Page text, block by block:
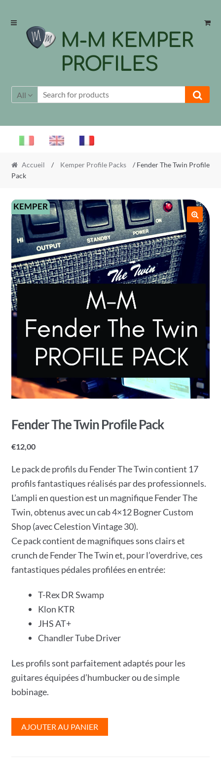
Skip
navigation
Skip
content
M-M KEMPER
PROFILES
All
Accueil / Kemper Profile Packs
/ Fender The Twin Profile
Pack
KEMPER
🔍
Fender The Twin Profile Pack
€12,00
Le pack de profils du Fender The Twin contient 17
profils fantastiques réalisés par des professionnels.
L’ampli en question est un magnifique Fender The
Twin, obtenus avec un cab 4×12 Bogner Custom
Shop (avec Celestion Vintage 30).
Ce pack contient de magnifiques sons clairs et
crunch de Fender The Twin et, pour l’overdrive, ces
fantastiques pédales profilées en entrée:
T-Rex DR Swamp
Klon KTR
JHS AT+
Chandler Tube Driver
Les profils sont parfaitement adaptés pour les
guitares équipées d’humbucker ou de simple
bobinage.
quantité
de
AJOUTER AU PANIER